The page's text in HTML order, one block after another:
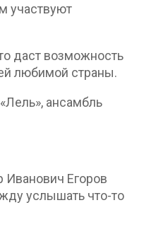
участвуют
даст возможность
любимой страны.
ансамбль
Иванович Егоров
услышать что-то